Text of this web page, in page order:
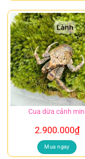
Cua dừa cảnh
2.900.000₫
Mua ngay